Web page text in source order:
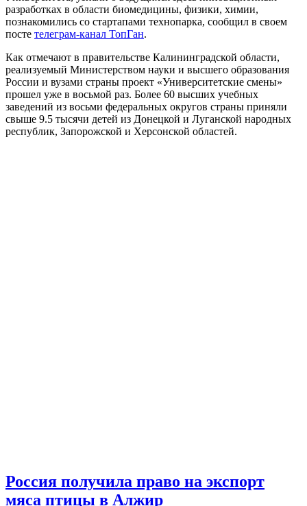
разработках в области биомедицины, физики, химии,
познакомились со стартапами технопарка, сообщил в своем
посте телеграм-канал ТопГан.
Как отмечают в правительстве Калининградской области,
реализуемый Министерством науки и высшего образования
России и вузами страны проект «Университетские смены»
прошел уже в восьмой раз. Более 60 высших учебных
заведений из восьми федеральных округов страны приняли
свыше 9.5 тысячи детей из Донецкой и Луганской народных
республик, Запорожской и Херсонской областей.
Россия получила право на экспорт
мяса птицы в Алжир